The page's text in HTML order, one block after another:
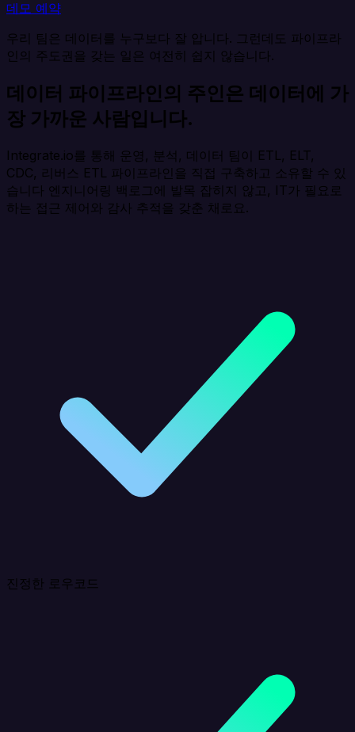
데모 예약
우리 팀은 데이터를 누구보다 잘 압니다. 그런데도 파이프라
인의 주도권을 갖는 일은 여전히 쉽지 않습니다.
데이터 파이프라인의 주인은 데이터에 가
장 가까운 사람입니다.
Integrate.io를 통해 운영, 분석, 데이터 팀이 ETL, ELT,
CDC, 리버스 ETL 파이프라인을 직접 구축하고 소유할 수 있
습니다 엔지니어링 백로그에 발목 잡히지 않고, IT가 필요로
하는 접근 제어와 감사 추적을 갖춘 채로요.
진정한 로우코드